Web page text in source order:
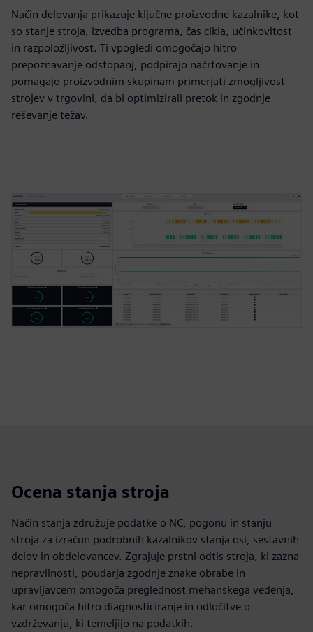
Način delovanja prikazuje ključne proizvodne kazalnike, kot
so stanje stroja, izvedba programa, čas cikla, učinkovitost
in razpoložljivost. Ti vpogledi omogočajo hitro
prepoznavanje odstopanj, podpirajo načrtovanje in
pomagajo proizvodnim skupinam primerjati zmogljivost
strojev v trgovini, da bi optimizirali pretok in zgodnje
reševanje težav.
Ocena stanja stroja
Način stanja združuje podatke o NC, pogonu in stanju
stroja za izračun podrobnih kazalnikov stanja osi, sestavnih
delov in obdelovancev. Zgrajuje prstni odtis stroja, ki zazna
nepravilnosti, poudarja zgodnje znake obrabe in
upravljavcem omogoča preglednost mehanskega vedenja,
kar omogoča hitro diagnosticiranje in odločitve o
vzdrževanju, ki temeljijo na podatkih.